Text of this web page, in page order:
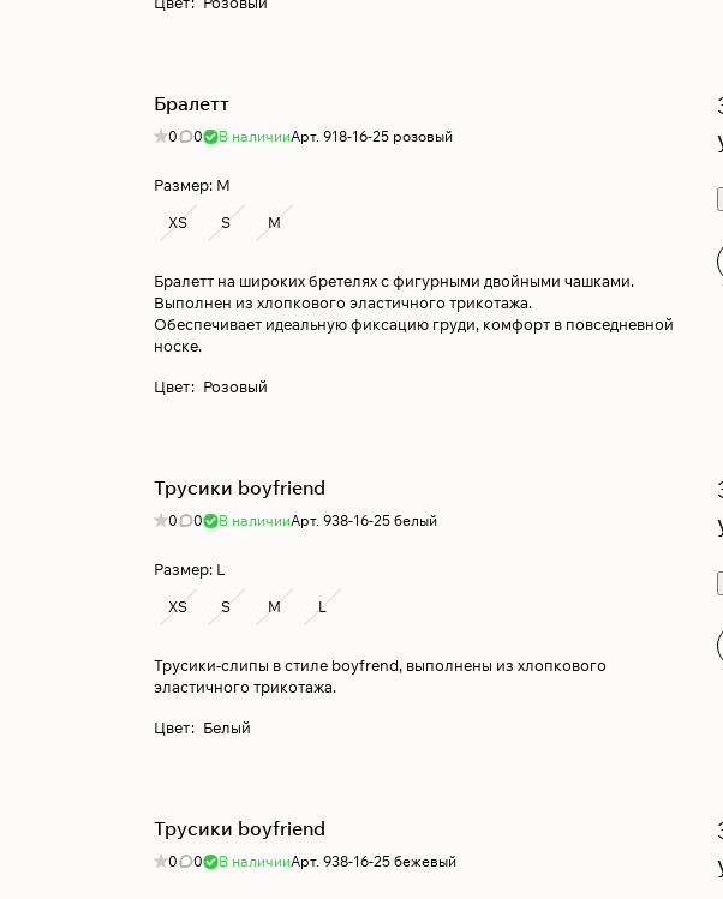
Бралетт
0 0 В наличииАрт. 918-16-25 розовый
Размер: M
XS S M
Бралетт на широких бретелях с фигурными двойными чашками.
Выполнен из хлопкового эластичного трикотажа.
Обеспечивает идеальную фиксацию груди, комфорт в повседневной
носке.
Цвет: Розовый
Трусики boyfriend
0 0 В наличииАрт. 938-16-25 белый
Размер: L
XS S M L
Трусики-слипы в стиле boyfrend, выполнены из хлопкового
эластичного трикотажа.
Цвет: Белый
Трусики boyfriend
0 0 В наличииАрт. 938-16-25 бежевый